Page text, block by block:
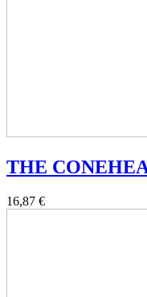
THE
16,87 €